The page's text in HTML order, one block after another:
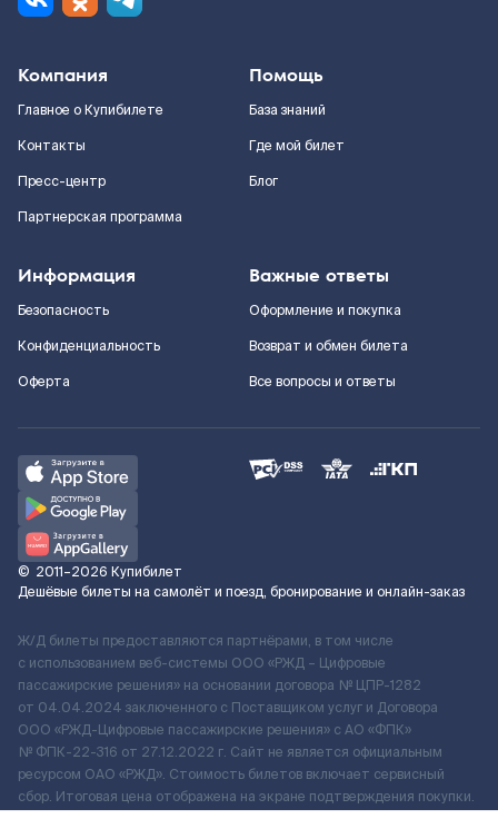
Компания
Главное о Купибилете
Контакты
Пресс-центр
Партнерская программа
Помощь
База знаний
Где мой билет
Блог
Информация
Безопасность
Конфиденциальность
Оферта
Важные ответы
Оформление и покупка
Возврат и обмен билета
Все вопросы и ответы
© 2011–2026 Купибилет
Дешёвые билеты на самолёт и поезд, бронирование и онлайн-заказ
Ж/Д билеты предоставляются партнёрами, в том числе
с использованием веб-системы ООО «РЖД – Цифровые
пассажирские решения» на основании договора № ЦПР-1282
от 04.04.2024 заключенного с Поставщиком услуг и Договора
ООО «РЖД-Цифровые пассажирские решения» c АО «ФПК»
№ ФПК-22-316 от 27.12.2022 г. Сайт не является официальным
ресурсом ОАО «РЖД». Стоимость билетов включает сервисный
сбор. Итоговая цена отображена на экране подтверждения покупки.